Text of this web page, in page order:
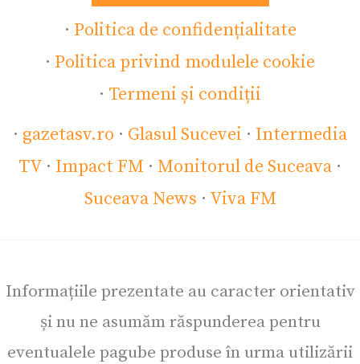
· Politica de confidențialitate
· Politica privind modulele cookie
· Termeni și condiții
· gazetasv.ro · Glasul Sucevei · Intermedia
TV · Impact FM · Monitorul de Suceava ·
Suceava News · Viva FM
Informațiile prezentate au caracter orientativ
și nu ne asumăm răspunderea pentru
eventualele pagube produse în urma utilizării